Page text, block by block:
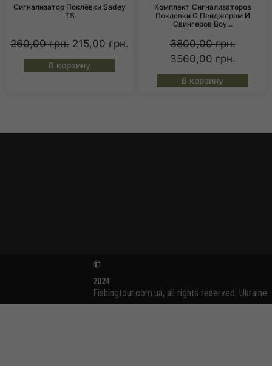
Сигнализатор Поклёвки Sadey
TS
260,00грн. 215,00 грн.
В корзину
Комплект Сигнализаторов
Поклевки С Пейджером И
Свингеров Boy...
3800,00грн.
3560,00 грн.
В корзину
2024
Fishingtour.com.ua, all rights reserved. Ukraine.